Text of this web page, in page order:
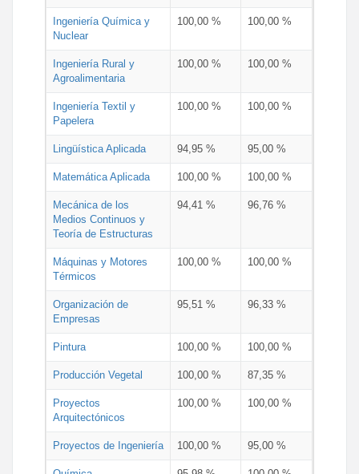
Ingeniería Química y
Nuclear
100,00 % 100,00 %
Ingeniería Rural y
Agroalimentaria
100,00 % 100,00 %
Ingeniería Textil y
Papelera
100,00 % 100,00 %
Lingüística Aplicada 94,95 % 95,00 %
Matemática Aplicada 100,00 % 100,00 %
Mecánica de los
Medios Continuos y
Teoría de Estructuras
94,41 % 96,76 %
Máquinas y Motores
Térmicos
100,00 % 100,00 %
Organización de
Empresas
95,51 % 96,33 %
Pintura 100,00 % 100,00 %
Producción Vegetal 100,00 % 87,35 %
Proyectos
Arquitectónicos
100,00 % 100,00 %
Proyectos de Ingeniería 100,00 % 95,00 %